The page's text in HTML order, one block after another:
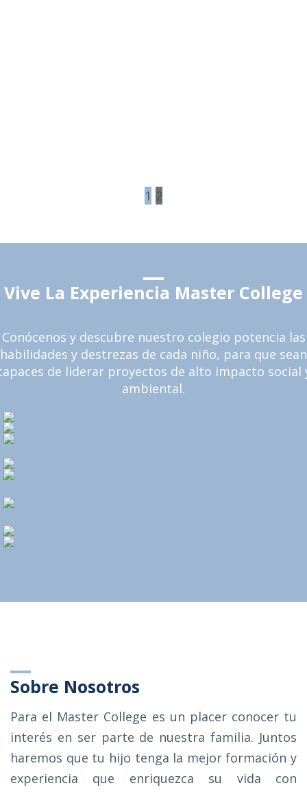
1 2
Vive La Experiencia Master College
Conócenos y descubre nuestro colegio potencia las
habilidades y destrezas de cada niño, para que sean
de liderar proyectos de alto impacto social
ambiental.
Sobre Nosotros
Para el Master College es un placer conocer tu
interés en ser parte de nuestra familia. Juntos
haremos que tu hijo tenga la mejor formación y
experiencia que enriquezca su vida con